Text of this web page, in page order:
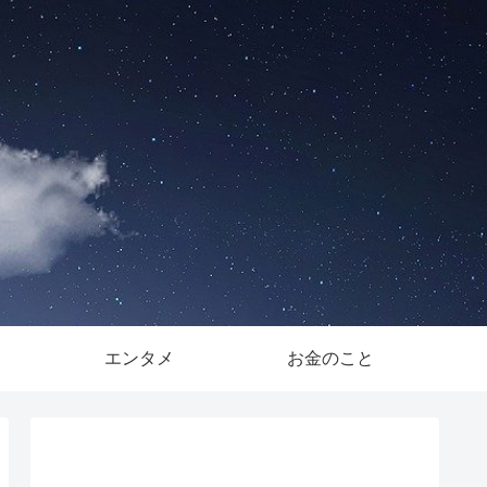
エンタメ お金のこと